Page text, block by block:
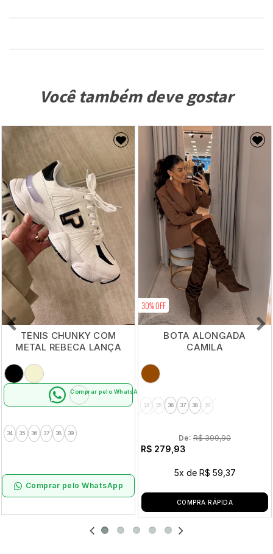
Você também deve gostar
TENIS CHUNKY COM
METAL REBECA LANÇA
Comprar pelo WhatsApp
34 35 36 37 38 39
Comprar pelo WhatsApp
30% OFF
BOTA ALONGADA
CAMILA
34 35 36 37 38 39
De: R$ 399,90
R$ 279,93
5x de R$ 59,37
COMPRA RÁPIDA